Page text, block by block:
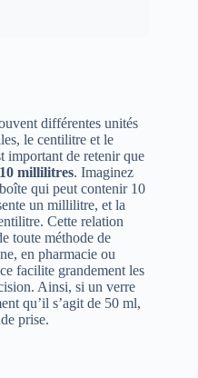
différentes unités
le centilitre et le
important de retenir que
millilitres. Imaginez
qui peut contenir 10
un millilitre, et la
Cette relation
toute méthode de
en pharmacie ou
facilite grandement les
Ainsi, si un verre
qu’il s’agit de 50 ml,
prise.